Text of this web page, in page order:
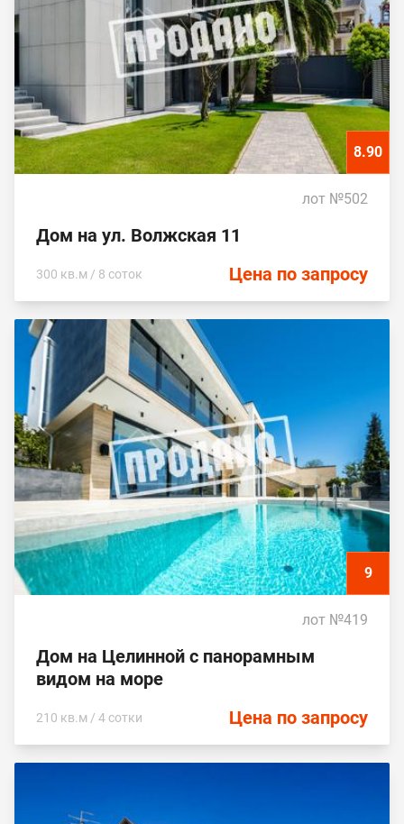
8.90
лот №502
Дом на ул. Волжская 11
300 кв.м / 8 соток Цена по запросу
9
лот №419
Дом на Целинной с панорамным
видом на море
210 кв.м / 4 сотки Цена по запросу